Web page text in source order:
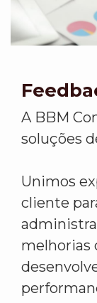
A BBM
soluções
Unimos
cliente
melhorias